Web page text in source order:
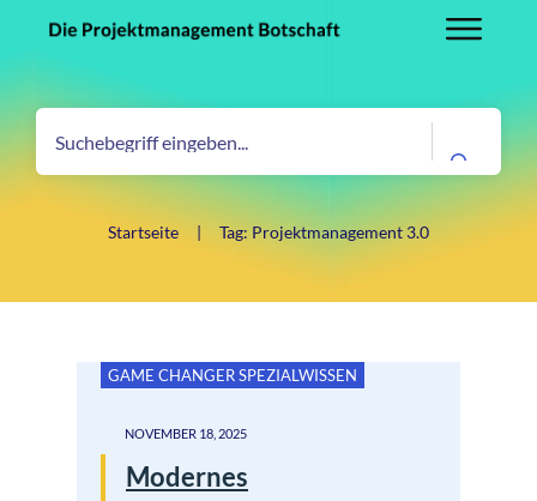
Startseite | Tag: Projektmanagement 3.0
GAME CHANGER SPEZIALWISSEN
NOVEMBER 18, 2025
Modernes